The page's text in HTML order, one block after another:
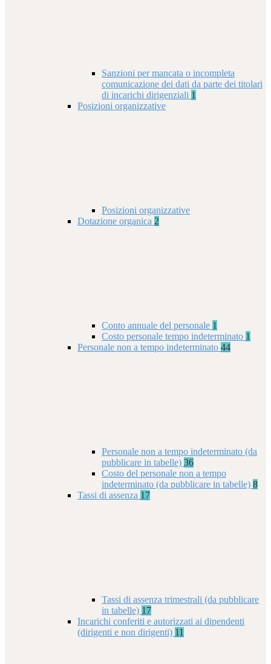
Sanzioni per mancata o incompleta
comunicazione dei dati da parte dei titolari
di incarichi dirigenziali 1
Posizioni organizzative
Posizioni organizzative
Dotazione organica 2
Conto annuale del personale 1
Costo personale tempo indeterminato 1
Personale non a tempo indeterminato 44
Personale non a tempo indeterminato (da
pubblicare in tabelle) 36
Costo del personale non a tempo
indeterminato (da pubblicare in tabelle) 8
Tassi di assenza 17
Tassi di assenza trimestrali (da pubblicare
in tabelle) 17
Incarichi conferiti e autorizzati ai dipendenti
(dirigenti e non dirigenti) 11